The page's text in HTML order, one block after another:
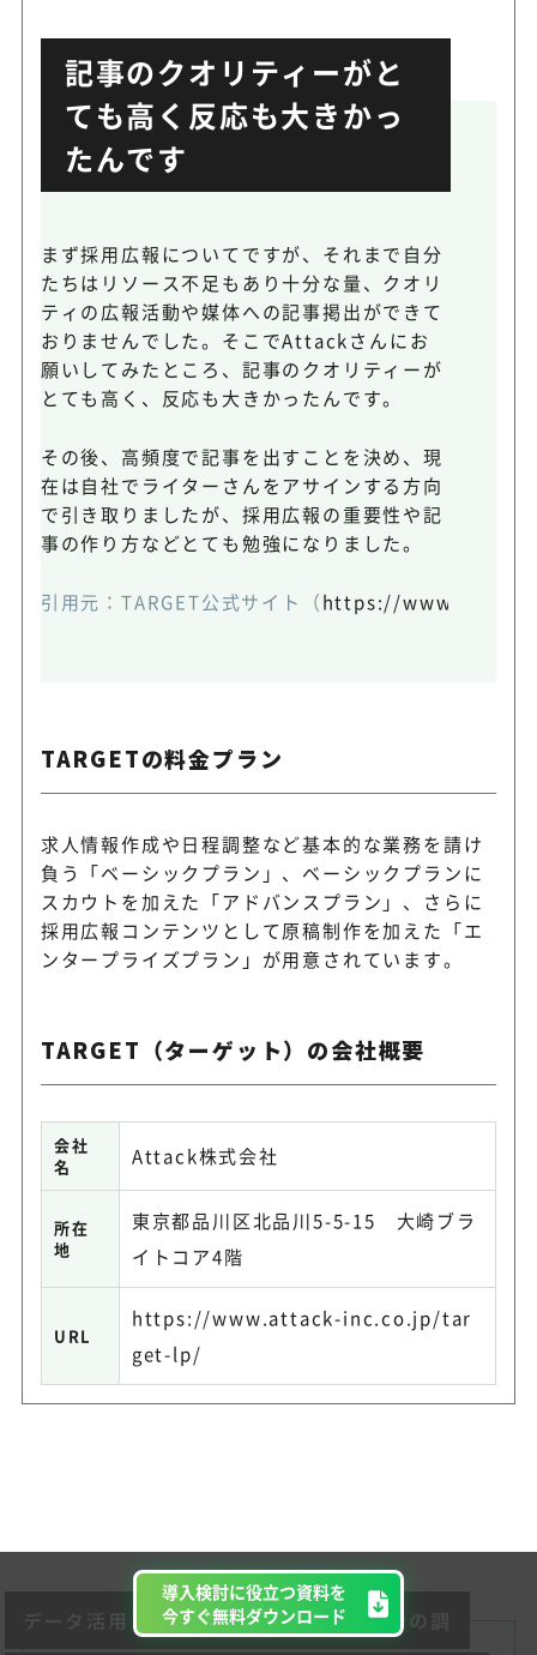
導入検討に役立つ資料を
今すぐ無料ダウンロード
記事のクオリティーがと
ても高く反応も大きかっ
たんです
まず採用広報についてですが、それまで自分
たちはリソース不足もあり十分な量、クオリ
ティの広報活動や媒体への記事掲出ができて
おりませんでした。そこでAttackさんにお
願いしてみたところ、記事のクオリティーが
とても高く、反応も大きかったんです。
その後、高頻度で記事を出すことを決め、現
在は自社でライターさんをアサインする方向
で引き取りましたが、採用広報の重要性や記
事の作り方などとても勉強になりました。
引用元：TARGET公式サイト （https://
TARGETの料金プラン
求人情報作成や日程調整など基本的な業務を請け
負う「ベーシックプラン」、ベーシックプランに
スカウトを加えた「アドバンスプラン」、さらに
採用広報コンテンツとして原稿制作を加えた「エ
ンタープライズプラン」が用意されています。
TARGET（ターゲット）の会社概要
会社
名
Attack株式会社
所在
地
東京都品川区北品川5-5-15 大崎ブラ
イトコア4階
URL
https://www.attack-inc.co.jp/tar
get-lp/
データ活用＆競合分析特化型RPO、競合の調